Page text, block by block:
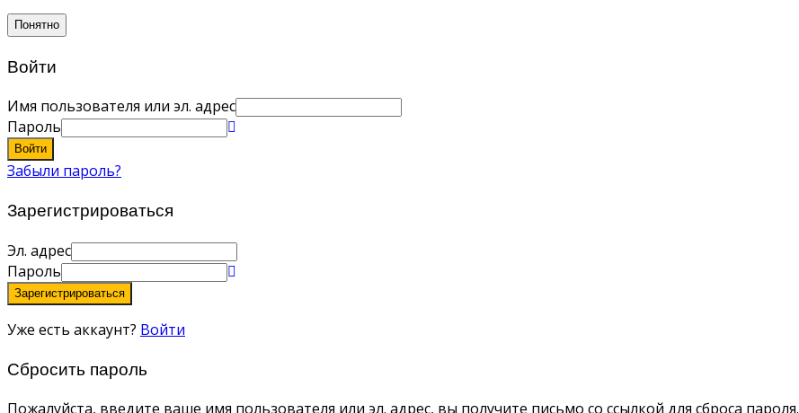
Понятно
Войти
Имя пользователя или эл. адрес
Пароль
Войти
Забыли пароль?
Зарегистрироваться
Эл. адрес
Пароль
Зарегистрироваться
Уже есть аккаунт? Войти
Сбросить пароль
Пожалуйста, введите ваше имя пользователя или эл. адрес, вы получите письмо со ссылкой для сброса пароля.